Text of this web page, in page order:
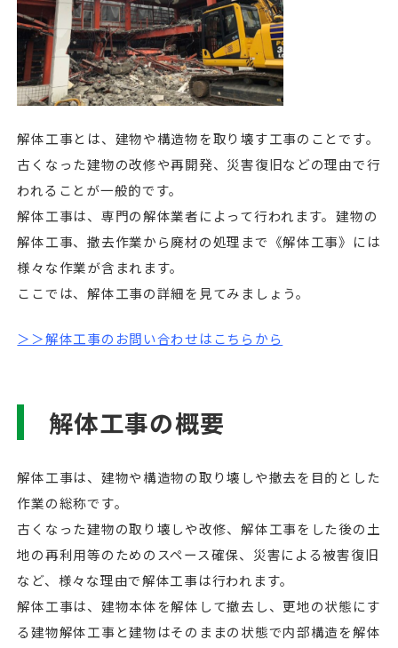
解体工事とは、建物や構造物を取り壊す工事のことです。
古くなった建物の改修や再開発、災害復旧などの理由で行
われることが一般的です。
解体工事は、専門の解体業者によって行われます。建物の
解体工事、撤去作業から廃材の処理まで《解体工事》には
様々な作業が含まれます。
ここでは、解体工事の詳細を見てみましょう。
＞＞解体工事のお問い合わせはこちらから
解体工事の概要
解体工事は、建物や構造物の取り壊しや撤去を目的とした
作業の総称です。
古くなった建物の取り壊しや改修、解体工事をした後の土
地の再利用等のためのスペース確保、災害による被害復旧
など、様々な理由で解体工事は行われます。
解体工事は、建物本体を解体して撤去し、更地の状態にす
る建物解体工事と建物はそのままの状態で内部構造を解体